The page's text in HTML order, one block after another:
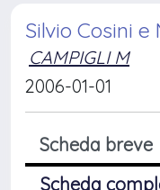
Silvio Cosini
CAMPIGLI M
2006-01-01
Scheda breve
Scheda